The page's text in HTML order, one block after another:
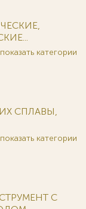
показать категории
СПЛАВЫ,
показать категории
С